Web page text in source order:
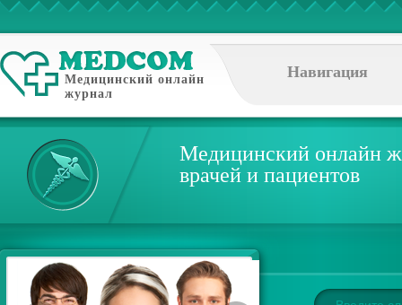
Медицинский онлайн
журнал
Навигация
Медицинский онлайн
врачей и пациентов